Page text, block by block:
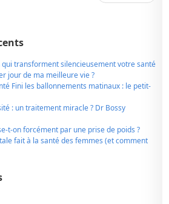
qui transforment silencieusement votre santé
jour de ma meilleure vie ?
Fini les ballonnements matinaux : le petit-
: un traitement miracle ? Dr Bossy
t-on forcément par une prise de poids ?
fait à la santé des femmes (et comment